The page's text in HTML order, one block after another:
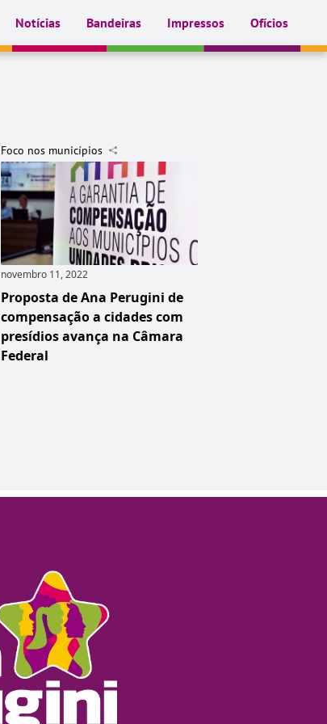
Notícias Bandeiras Impressos Ofícios
Foco nos municípios
novembro 11, 2022
Proposta de Ana Perugini de
compensação a cidades com
presídios avança na Câmara
Federal